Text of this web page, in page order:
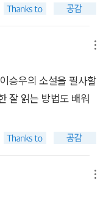
승우의 소설을 필사할
잘 읽는 방법도 배워